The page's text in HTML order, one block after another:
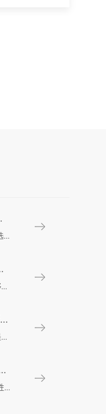
可行的解决思路，是用白皮书/案例搭建一条可复用的转化路径：选题定位—内容生产—渠道分发—落地转化—销售协同—复盘迭代。关键在于设定从匿名到实名的“关键门
问题背景里最关键的三件事：一是机位数量与景别（单机位够不够，是否要近景+中景）；二是声音环境（混响是否严重、空调噪声能否关闭）；三是网络与供电是否稳定（
从成本结构看，自研、云服务、混合方案差异很大。自研的优势是可控和可深度定制，尤其适合业务复杂、渠道多、需要强差异化推荐逻辑的平台；但它的隐性成本也最高，
从生态能力看，米家、鸿蒙、HomeKit都在强化“平台内体验一致性”，但路径不同。米家延续多品类和大众化覆盖优势，适合预算敏感、希望快速落地的家庭；鸿蒙